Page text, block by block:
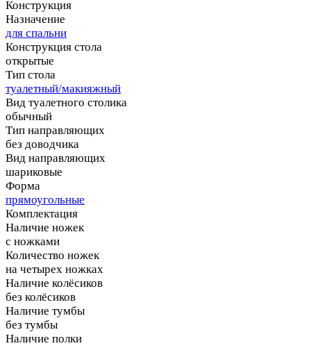
Конструкция
Назначение
для спальни
Конструкция стола
открытые
Тип стола
туалетный/макияжный
Вид туалетного столика
обычный
Тип направляющих
без доводчика
Вид направляющих
шариковые
Форма
прямоугольные
Комплектация
Наличие ножек
с ножками
Количество ножек
на четырех ножках
Наличие колёсиков
без колёсиков
Наличие тумбы
без тумбы
Наличие полки